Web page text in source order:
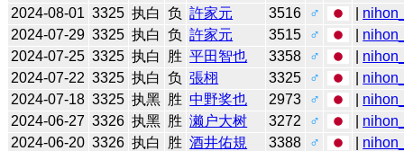
2024-08-01 3325 执白 负 許家元 3516 ♂
2024-07-29 3325 执白 负 許家元 3515 ♂
2024-07-25 3325 执白 胜 平田智也 3358 ♂
2024-07-22 3325 执白 负 張栩 3325 ♂
2024-07-18 3325 执黑 胜 中野奖也 2973 ♂
2024-06-27 3326 执黑 胜 濑户大树 3272 ♂
2024-06-20 3326 执白 胜 酒井佑規 3388 ♂